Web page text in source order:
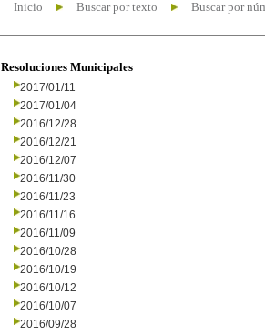
Inicio Buscar por texto Buscar por
Resoluciones Municipales
2017/01/11
2017/01/04
2016/12/28
2016/12/21
2016/12/07
2016/11/30
2016/11/23
2016/11/16
2016/11/09
2016/10/28
2016/10/19
2016/10/12
2016/10/07
2016/09/28